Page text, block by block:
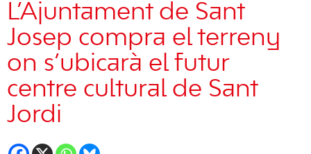
L’Ajuntament de Sant
Josep compra el terreny
on s’ubicarà el futur
centre cultural de Sant
Jordi